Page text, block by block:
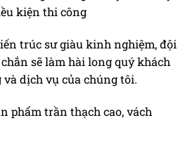
kiện thi công
trúc sư giàu kinh nghiệm, đội
sẽ làm hài long quý khách
dịch vụ của chúng tôi.
phẩm trần thạch cao, vách